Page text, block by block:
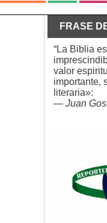
FRASE
“La Biblia
valor
importante,
literaria»:
— Juan